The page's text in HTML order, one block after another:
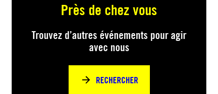
Près de chez vous
Trouvez d’autres événements pour agir
avec nous
RECHERCHER